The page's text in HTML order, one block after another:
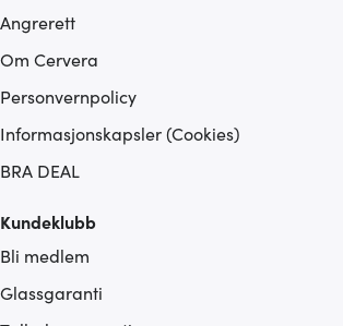
Angrerett
Om Cervera
Personvernpolicy
Informasjonskapsler (Cookies)
BRA DEAL
Kundeklubb
Bli medlem
Glassgaranti